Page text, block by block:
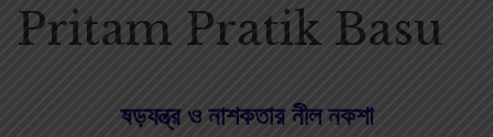
Pritam Pratik Basu
ষড়যন্ত্র ও নাশকতার নীল নকশা